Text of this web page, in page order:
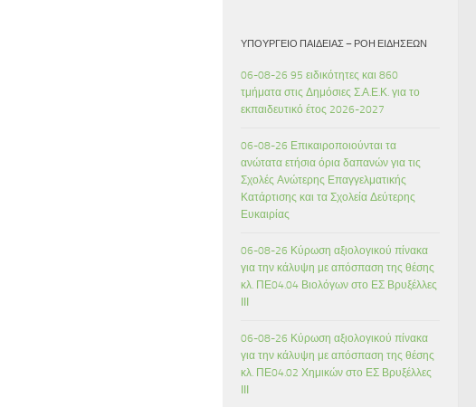
ΥΠΟΥΡΓΕΊΟ ΠΑΙΔΕΊΑΣ – ΡΟΉ ΕΙΔΉΣΕΩΝ
06-08-26 95 ειδικότητες και 860
τμήματα στις Δημόσιες Σ.Α.Ε.Κ. για το
εκπαιδευτικό έτος 2026-2027
06-08-26 Επικαιροποιούνται τα
ανώτατα ετήσια όρια δαπανών για τις
Σχολές Ανώτερης Επαγγελματικής
Κατάρτισης και τα Σχολεία Δεύτερης
Ευκαιρίας
06-08-26 Κύρωση αξιολογικού πίνακα
για την κάλυψη με απόσπαση της θέσης
κλ. ΠΕ04.04 Βιολόγων στο ΕΣ Βρυξέλλες
ΙΙΙ
06-08-26 Κύρωση αξιολογικού πίνακα
για την κάλυψη με απόσπαση της θέσης
κλ. ΠΕ04.02 Χημικών στο ΕΣ Βρυξέλλες
ΙΙΙ